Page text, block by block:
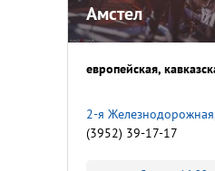
Амстел
европейская
2-я
(3952) 39-17-17